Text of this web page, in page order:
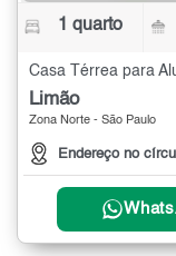
1 quarto
Casa Térrea para
Limão
Zona Norte - São Paulo
Endereço no